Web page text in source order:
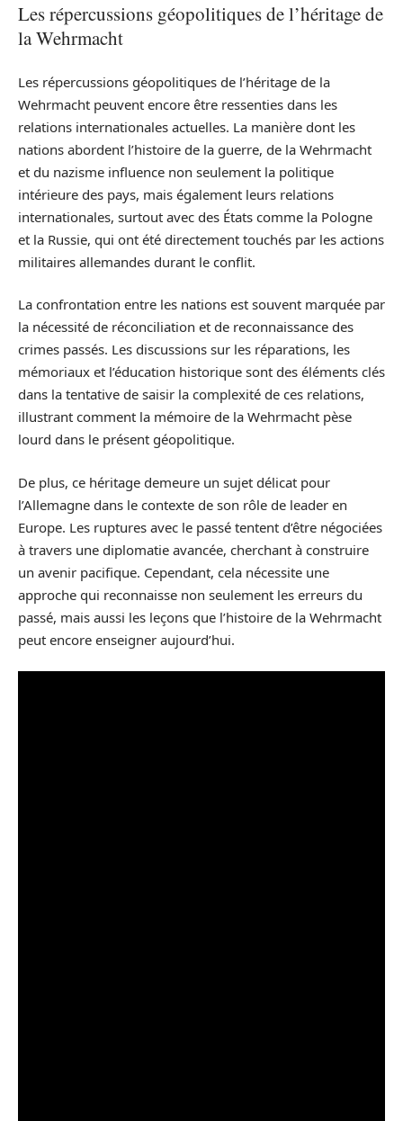
Les répercussions géopolitiques de l’héritage de
la Wehrmacht
Les répercussions géopolitiques de l’héritage de la
Wehrmacht peuvent encore être ressenties dans les
relations internationales actuelles. La manière dont les
nations abordent l’histoire de la guerre, de la Wehrmacht
et du nazisme influence non seulement la politique
intérieure des pays, mais également leurs relations
internationales, surtout avec des États comme la Pologne
et la Russie, qui ont été directement touchés par les actions
militaires allemandes durant le conflit.
La confrontation entre les nations est souvent marquée par
la nécessité de réconciliation et de reconnaissance des
crimes passés. Les discussions sur les réparations, les
mémoriaux et l’éducation historique sont des éléments clés
dans la tentative de saisir la complexité de ces relations,
illustrant comment la mémoire de la Wehrmacht pèse
lourd dans le présent géopolitique.
De plus, ce héritage demeure un sujet délicat pour
l’Allemagne dans le contexte de son rôle de leader en
Europe. Les ruptures avec le passé tentent d’être négociées
à travers une diplomatie avancée, cherchant à construire
un avenir pacifique. Cependant, cela nécessite une
approche qui reconnaisse non seulement les erreurs du
passé, mais aussi les leçons que l’histoire de la Wehrmacht
peut encore enseigner aujourd’hui.